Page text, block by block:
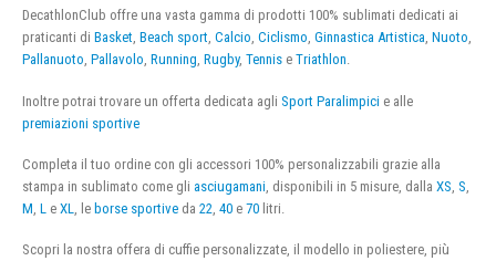
DecathlonClub offre una vasta gamma di prodotti 100% sublimati dedicati ai
praticanti di Basket, Beach sport, Calcio, Ciclismo, Ginnastica Artistica, Nuoto,
Pallanuoto, Pallavolo, Running, Rugby, Tennis e Triathlon.
Inoltre potrai trovare un offerta dedicata agli Sport Paralimpici e alle
premiazioni sportive
Completa il tuo ordine con gli accessori 100% personalizzabili grazie alla
stampa in sublimato come gli asciugamani , disponibili in 5 misure, dalla XS S
M L e XL , le borse sportive da 22 40 e 70 litri.
Scopri la nostra offera di cuffie personalizzate, il modello in poliestere, più